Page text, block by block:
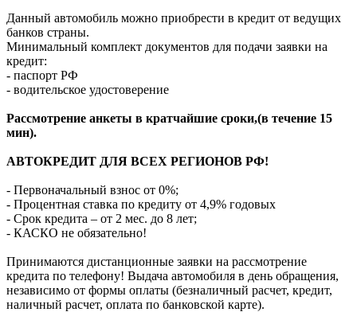
Данный автомобиль можно приобрести в кредит от ведущих
банков страны.
Минимальный комплект документов для подачи заявки на
кредит:
- паспорт РФ
- водительское удостоверение
Рассмотрение анкеты в кратчайшие сроки,(в течение 15
мин).
АВТОКРЕДИТ ДЛЯ ВСЕХ РЕГИОНОВ РФ!
- Первоначальный взнос от 0%;
- Процентная ставка по кредиту от 4,9% годовых
- Срок кредита – от 2 мес. до 8 лет;
- КАСКО не обязательно!
Принимаются дистанционные заявки на рассмотрение
кредита по телефону! Выдача автомобиля в день обращения,
независимо от формы оплаты (безналичный расчет, кредит,
наличный расчет, оплата по банковской карте).